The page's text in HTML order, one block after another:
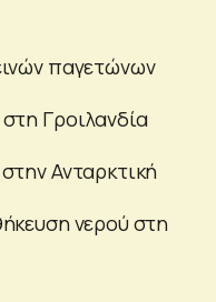
παγετώνων
Γροιλανδία
Ανταρκτική
νερού στη